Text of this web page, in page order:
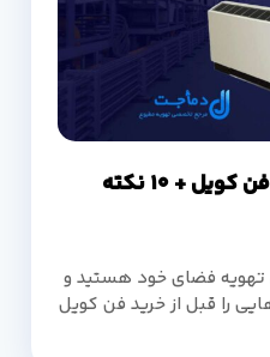
کامل ترین راهنمای خرید فن کویل + 10 نکته
تهویه فضای خود هستید و
را قبل از خرید فن کویل